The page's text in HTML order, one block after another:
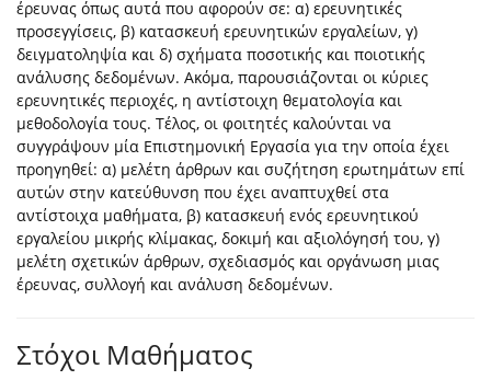
έρευνας όπως αυτά που αφορούν σε: α) ερευνητικές
προσεγγίσεις, β) κατασκευή ερευνητικών εργαλείων, γ)
δειγματοληψία και δ) σχήματα ποσοτικής και ποιοτικής
ανάλυσης δεδομένων. Ακόμα, παρουσιάζονται οι κύριες
ερευνητικές περιοχές, η αντίστοιχη θεματολογία και
μεθοδολογία τους. Τέλος, οι φοιτητές καλούνται να
συγγράψουν μία Επιστημονική Εργασία για την οποία έχει
προηγηθεί: α) μελέτη άρθρων και συζήτηση ερωτημάτων επί
αυτών στην κατεύθυνση που έχει αναπτυχθεί στα
αντίστοιχα μαθήματα, β) κατασκευή ενός ερευνητικού
εργαλείου μικρής κλίμακας, δοκιμή και αξιολόγησή του, γ)
μελέτη σχετικών άρθρων, σχεδιασμός και οργάνωση μιας
έρευνας, συλλογή και ανάλυση δεδομένων.
Στόχοι Μαθήματος